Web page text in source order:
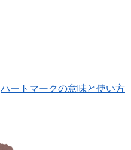
ハートマークの意味と使い方